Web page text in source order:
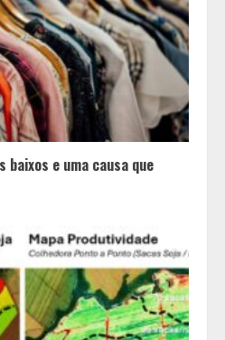
baixos e uma causa que